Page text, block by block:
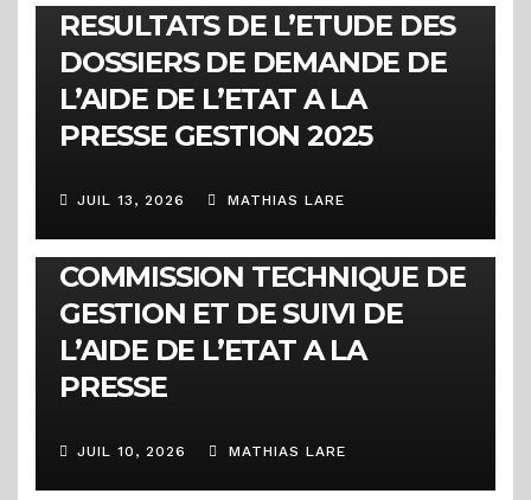
RESULTATS DE L’ETUDE DES
DOSSIERS DE DEMANDE DE
L’AIDE DE L’ETAT A LA
PRESSE GESTION 2025
JUIL 13, 2026 MATHIAS LARE
COMMUNIQUÉS
COMMUNIQUE DE LA
COMMISSION TECHNIQUE DE
GESTION ET DE SUIVI DE
L’AIDE DE L’ETAT A LA
PRESSE
JUIL 10, 2026 MATHIAS LARE